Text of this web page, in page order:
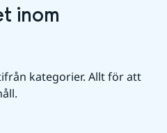
inom
kategorier. Allt för att